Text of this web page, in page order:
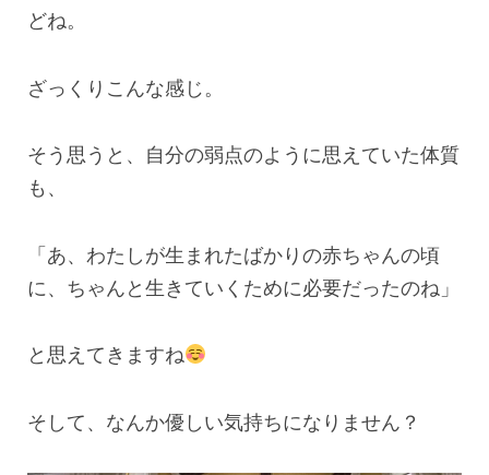
どね。
ざっくりこんな感じ。
そう思うと、自分の弱点のように思えていた体質
も、
「あ、わたしが生まれたばかりの赤ちゃんの頃
に、ちゃんと生きていくために必要だったのね」
と思えてきますね
そして、なんか優しい気持ちになりません？